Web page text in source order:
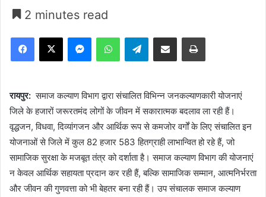
2 minutes read
Facebook
X MessengerWhatsAppTelegramShare via Email Print
रायपुर: समाज कल्याण विभाग द्वारा संचालित विभिन्न जनकल्याणकारी योजनाएं
जिले के हजारों जरूरतमंद लोगों के जीवन में सकारात्मक बदलाव ला रही हैं।
वृद्धजन, विधवा, दिव्यांगजन और आर्थिक रूप से कमजोर वर्गों के लिए संचालित इन
योजनाओं से जिले में कुल 82 हजार 583 हितग्राही लाभान्वित हो रहे हैं, जो
सामाजिक सुरक्षा के मजबूत तंत्र को दर्शाता है। समाज कल्याण विभाग की योजनाएं
न केवल आर्थिक सहायता प्रदान कर रही हैं, बल्कि सामाजिक सम्मान, आत्मनिर्भरता
और जीवन की गुणवत्ता को भी बेहतर बना रही हैं। उप संचालक समाज कल्याण